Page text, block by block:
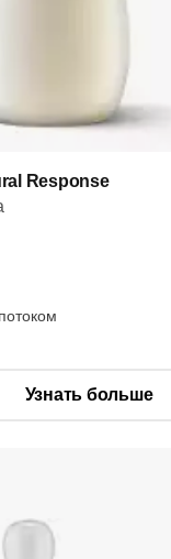
Response
Узнать больше